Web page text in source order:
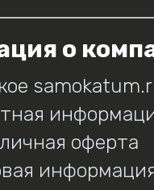
о
оферта